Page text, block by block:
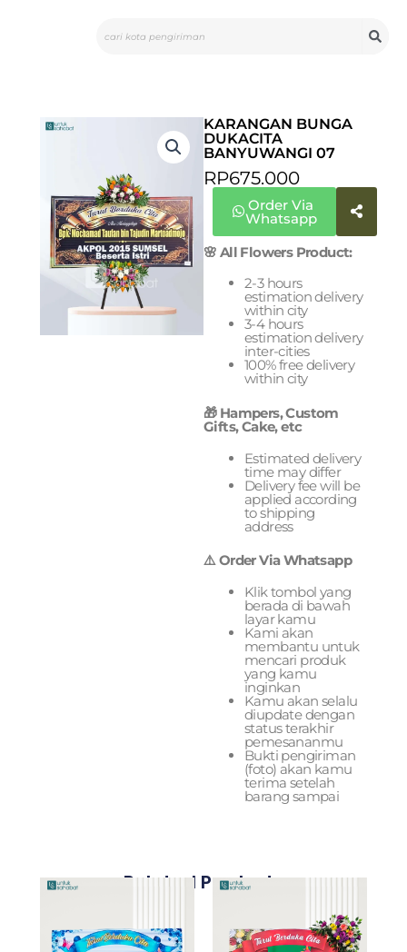
KARANGAN BUNGA
DUKACITA
BANYUWANGI 07
RP675.000
Order Via
Whatsapp
🌸 All Flowers Product:
2-3 hours
estimation delivery
within city
3-4 hours
estimation delivery
inter-cities
100% free delivery
within city
🎁 Hampers, Custom
Gifts, Cake, etc
Estimated delivery
time may differ
Delivery fee will be
applied according
to shipping
address
⚠️ Order Via Whatsapp
Klik tombol yang
berada di bawah
layar kamu
Kami akan
membantu untuk
mencari produk
yang kamu
inginkan
Kamu akan selalu
diupdate dengan
status terakhir
pemesananmu
Bukti pengiriman
(foto) akan kamu
terima setelah
barang sampai
Related Products